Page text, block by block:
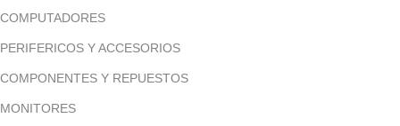
COMPUTADORES
PERIFERICOS Y ACCESORIOS
COMPONENTES Y REPUESTOS
MONITORES